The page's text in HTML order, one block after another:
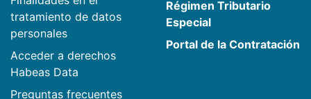
tratamiento de datos
personales
Acceder a derechos
Habeas Data
Preguntas frecuentes
Régimen Tributario
Especial
Portal de la Contratación